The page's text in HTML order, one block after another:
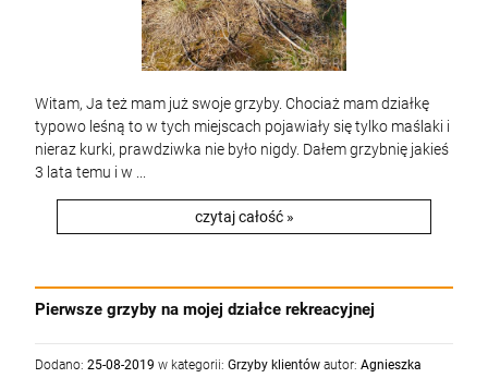
Witam, Ja też mam już swoje grzyby. Chociaż mam działkę
typowo leśną to w tych miejscach pojawiały się tylko maślaki i
nieraz kurki, prawdziwka nie było nigdy. Dałem grzybnię jakieś
3 lata temu i w ...
czytaj całość »
Pierwsze grzyby na mojej działce rekreacyjnej
Dodano: 25-08-2019 w kategorii: Grzyby klientów autor: Agnieszka